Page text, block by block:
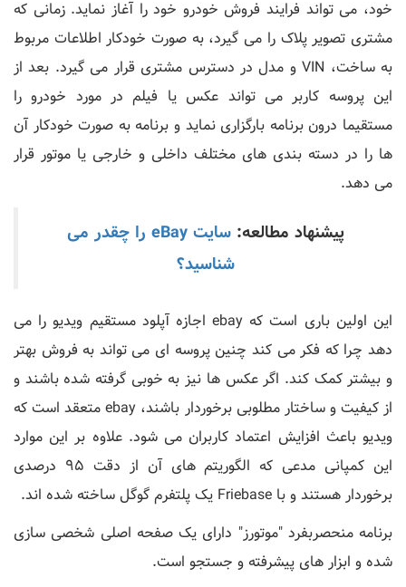
خود، می تواند فرایند فروش خودرو خود را آغاز نماید. زمانی که
مشتری تصویر پلاک را می گیرد، به صورت خودکار اطلاعات مربوط
به ساخت، VIN و مدل در دسترس مشتری قرار می گیرد. بعد از
این پروسه کاربر می تواند عکس یا فیلم در مورد خودرو را
مستقیما درون برنامه بارگزاری نماید و برنامه به صورت خودکار آن
ها را در دسته بندی های مختلف داخلی و خارجی یا موتور قرار
می دهد.
پیشنهاد مطالعه:
سایت eBay را چقدر می
شناسید؟
این اولین باری است که ebay اجازه آپلود مستقیم ویدیو را می
دهد چرا که فکر می کند چنین پروسه ای می تواند به فروش بهتر
و بیشتر کمک کند. اگر عکس ها نیز به خوبی گرفته شده باشند و
از کیفیت و ساختار مطلوبی برخوردار باشند، ebay متعقد است که
ویدیو باعث افزایش اعتماد کاربران می شود. علاوه بر این موارد
این کمپانی مدعی که الگوریتم های آن از دقت 95 درصدی
برخوردار هستند و با Friebase یک پلتفرم گوگل ساخته شده اند.
برنامه منحصربفرد "موتورز" دارای یک صفحه اصلی شخصی سازی
شده و ابزار های پیشرفته و جستجو است.